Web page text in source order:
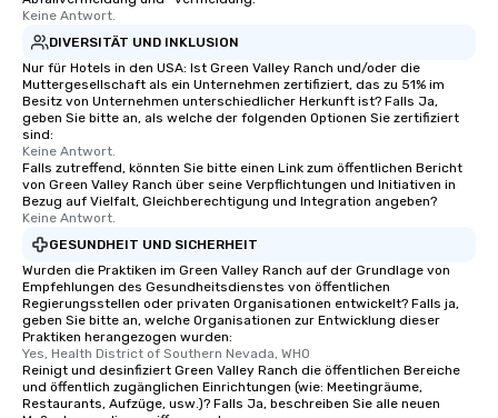
Keine Antwort.
DIVERSITÄT UND INKLUSION
Nur für Hotels in den USA: Ist Green Valley Ranch und/oder die
Muttergesellschaft als ein Unternehmen zertifiziert, das zu 51% im
Besitz von Unternehmen unterschiedlicher Herkunft ist? Falls Ja,
geben Sie bitte an, als welche der folgenden Optionen Sie zertifiziert
sind:
Keine Antwort.
Falls zutreffend, könnten Sie bitte einen Link zum öffentlichen Bericht
von Green Valley Ranch über seine Verpflichtungen und Initiativen in
Bezug auf Vielfalt, Gleichberechtigung und Integration angeben?
Keine Antwort.
GESUNDHEIT UND SICHERHEIT
Wurden die Praktiken im Green Valley Ranch auf der Grundlage von
Empfehlungen des Gesundheitsdienstes von öffentlichen
Regierungsstellen oder privaten Organisationen entwickelt? Falls ja,
geben Sie bitte an, welche Organisationen zur Entwicklung dieser
Praktiken herangezogen wurden:
Yes, Health District of Southern Nevada, WHO
Reinigt und desinfiziert Green Valley Ranch die öffentlichen Bereiche
und öffentlich zugänglichen Einrichtungen (wie: Meetingräume,
Restaurants, Aufzüge, usw.)? Falls Ja, beschreiben Sie alle neuen